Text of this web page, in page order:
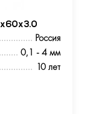
Россия
0,1 - 4 мм
10 лет